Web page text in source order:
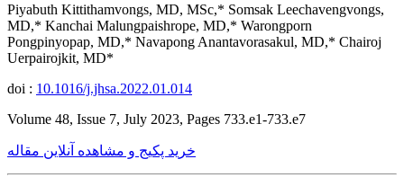
Piyabuth Kittithamvongs, MD, MSc,* Somsak Leechavengvongs,
MD,* Kanchai Malungpaishrope, MD,* Warongporn
Pongpinyopap, MD,* Navapong Anantavorasakul, MD,* Chairoj
Uerpairojkit, MD*
doi : 10.1016/j.jhsa.2022.01.014
Volume 48, Issue 7, July 2023, Pages 733.e1-733.e7
خرید پکیج و مشاهده آنلاین مقاله